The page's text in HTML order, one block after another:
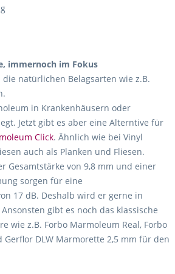
immernoch im Fokus
natürlichen Belagsarten wie z.B.
in Krankenhäusern oder
Jetzt gibt es aber eine Alterntive für
Click. Ähnlich wie bei Vinyl
auch als Planken und Fliesen.
Gesamtstärke von 9,8 mm und einer
sorgen für eine
17 dB. Deshalb wird er gerne in
gibt es noch das klassische
wie z.B. Forbo Marmoleum Real, Forbo
DLW Marmorette 2,5 mm für den